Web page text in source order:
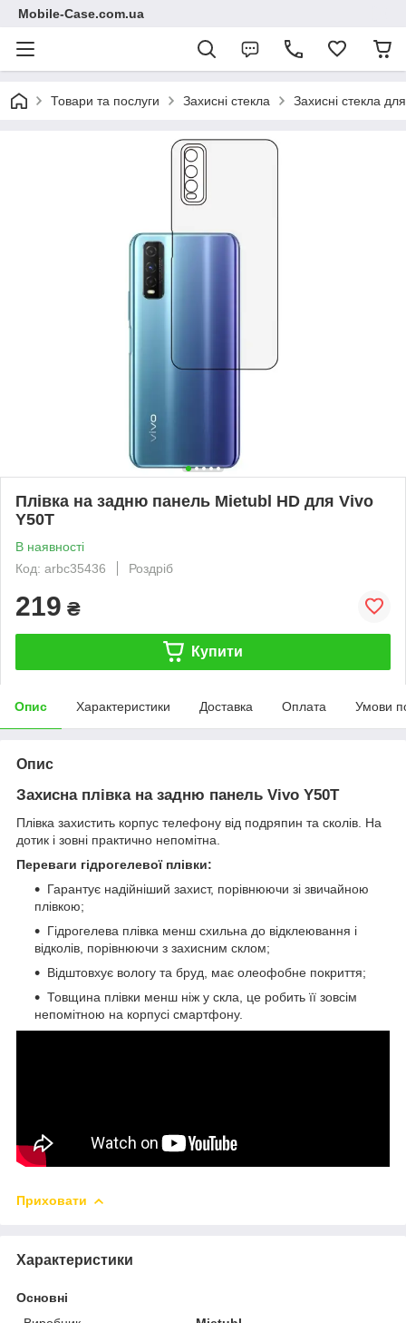
Mobile-Case.com.ua
Товари та послуги Захисні стекла Захисні стекла
Плівка на задню панель Mietubl HD для Vivo
Y50T
В наявності
Код: arbc35436
Роздріб
219 ₴
Купити
Опис Характеристики Доставка Оплата Умови
Опис
Захисна плівка на задню панель Vivo Y50T
Плівка захистить корпус телефону від подряпин та сколів. На
дотик і зовні практично непомітна.
Переваги гідрогелевої плівки:
Гарантує надійніший захист, порівнюючи зі звичайною
плівкою;
Гідрогелева плівка менш схильна до відклеювання і
відколів, порівнюючи з захисним склом;
Відштовхує вологу та бруд, має олеофобне покриття;
Товщина плівки менш ніж у скла, це робить її зовсім
непомітною на корпусі смартфону.
Приховати
Характеристики
Основні